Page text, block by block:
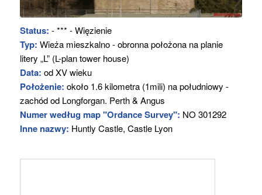
Status: - *** - Więzienie
Typ: Wieża mieszkalno - obronna położona na planie
litery „L” (L-plan tower house)
Data: od XV wieku
Położenie: około 1.6 kilometra (1mili) na południowy -
zachód od Longforgan. Perth & Angus
Numer według map "Ordance Survey": NO 301292
Inne nazwy: Huntly Castle, Castle Lyon